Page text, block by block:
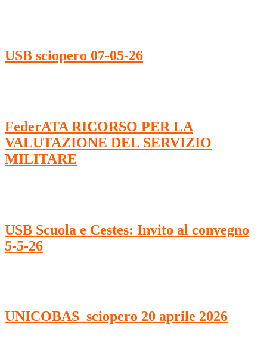
USB sciopero 07-05-26
FederATA RICORSO PER LA
VALUTAZIONE DEL SERVIZIO
MILITARE
USB Scuola e Cestes: Invito al convegno
5-5-26
UNICOBAS_sciopero 20 aprile 2026